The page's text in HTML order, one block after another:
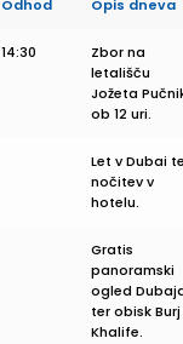
Odhod Opis dneva
14:30
Zbor na
letališču
Jožeta
ob 12 uri.
Let v Dubai
nočitev v
hotelu.
Gratis
panoramski
ogled
ter obisk Burj
Khalife.